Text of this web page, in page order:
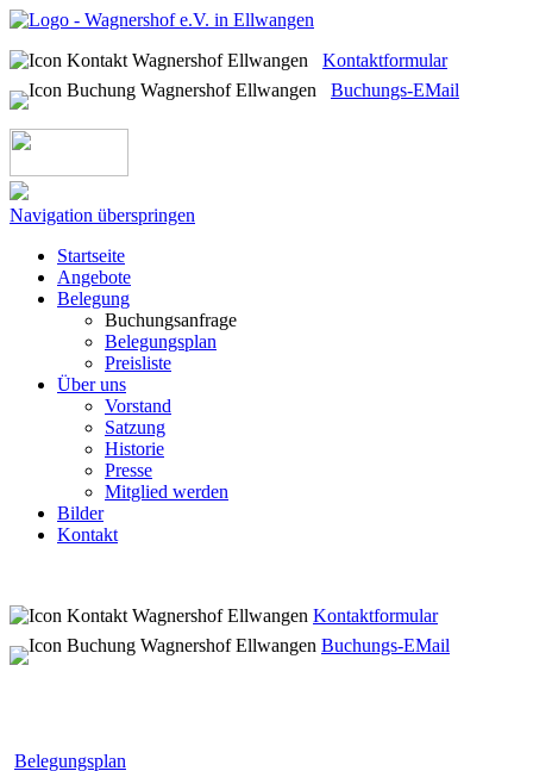
Kontaktformular
Buchungs-EMail
Navigation überspringen
Startseite
Angebote
Belegung
Buchungsanfrage
Belegungsplan
Preisliste
Über uns
Vorstand
Satzung
Historie
Presse
Mitglied werden
Bilder
Kontakt
Kontaktformular
Buchungs-EMail
Belegungsplan